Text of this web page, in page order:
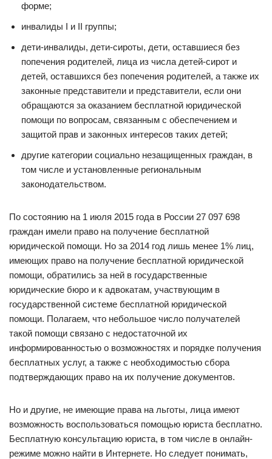
форме;
инвалиды I и II группы;
дети-инвалиды, дети-сироты, дети, оставшиеся без
попечения родителей, лица из числа детей-сирот и
детей, оставшихся без попечения родителей, а также их
законные представители и представители, если они
обращаются за оказанием бесплатной юридической
помощи по вопросам, связанным с обеспечением и
защитой прав и законных интересов таких детей;
другие категории социально незащищенных граждан, в
том числе и установленные региональным
законодательством.
По состоянию на 1 июля 2015 года в России 27 097 698
граждан имели право на получение бесплатной
юридической помощи. Но за 2014 год лишь менее 1% лиц,
имеющих право на получение бесплатной юридической
помощи, обратились за ней в государственные
юридические бюро и к адвокатам, участвующим в
государственной системе бесплатной юридической
помощи. Полагаем, что небольшое число получателей
такой помощи связано с недостаточной их
информированностью о возможностях и порядке получения
бесплатных услуг, а также с необходимостью сбора
подтверждающих право на их получение документов.
Но и другие, не имеющие права на льготы, лица имеют
возможность воспользоваться помощью юриста бесплатно.
Бесплатную консультацию юриста, в том числе в онлайн-
режиме можно найти в Интернете. Но следует понимать,